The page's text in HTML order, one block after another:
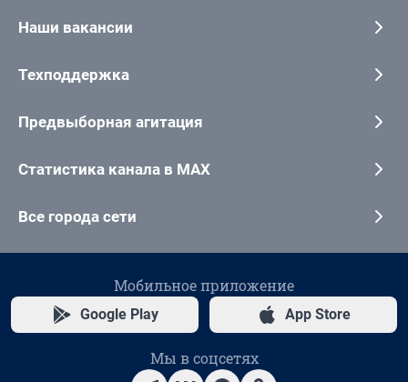
Наши вакансии
Техподдержка
Предвыборная агитация
Статистика канала в MAX
Все города сети
Мобильное приложение
Google Play App Store
Мы в соцсетях